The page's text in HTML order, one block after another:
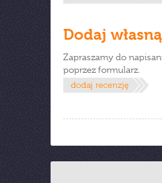
Dodaj
Zapraszamy do
poprzez formularz.